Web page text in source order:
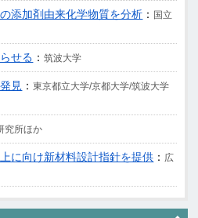
添加剤由来化学物質を分析 ： 国立
せる ：筑波大学
見 ：東京都立大学/京都大学/筑波大学
究所ほか
に向け新材料設計指針を提供 ： 広